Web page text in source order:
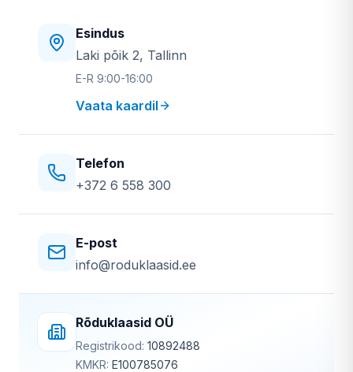
Esindus
Laki põik 2, Tallinn
E-R 9:00-16:00
Vaata kaardil
Telefon
+372 6 558 300
E-post
info@roduklaasid.ee
Rõduklaasid OÜ
Registrikood: 10892488
KMKR: E100785076